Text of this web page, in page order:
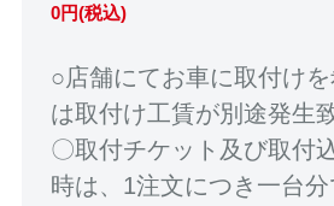
0円(税込)
○店舗にてお車に取付け
は取付け工賃が別途発生
〇取付チケット及び取付
時は、1注文につき一台